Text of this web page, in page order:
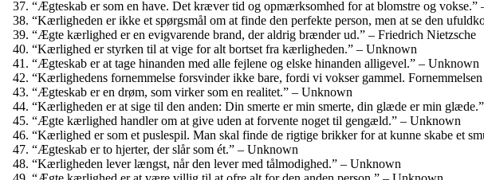
“Ægteskab er som en have. Det kræver tid og opmærksomhed for at blomstre og vokse.”
“Kærligheden er ikke et spørgsmål om at finde den perfekte person, men at se den
“Ægte kærlighed er en evigvarende brand, der aldrig brænder ud.” – Friedrich Nietzsche
“Kærlighed er styrken til at vige for alt bortset fra kærligheden.” – Unknown
“Ægteskab er at tage hinanden med alle fejlene og elske hinanden alligevel.” – Unknown
“Kærlighedens fornemmelse forsvinder ikke bare, fordi vi vokser gammel.
“Ægteskab er en drøm, som virker som en realitet.” – Unknown
“Kærligheden er at sige til den anden: Din smerte er min smerte, din glæde er min
“Ægte kærlighed handler om at give uden at forvente noget til gengæld.” – Unknown
“Kærlighed er som et puslespil. Man skal finde de rigtige brikker for at kunne skabe et
“Ægteskab er to hjerter, der slår som ét.” – Unknown
“Kærligheden lever længst, når den lever med tålmodighed.” – Unknown